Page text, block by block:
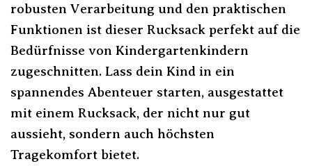
robusten Verarbeitung und den praktischen
Funktionen ist dieser Rucksack perfekt auf die
Bedürfnisse von Kindergartenkindern
zugeschnitten. Lass dein Kind in ein
spannendes Abenteuer starten, ausgestattet
mit einem Rucksack, der nicht nur gut
aussieht, sondern auch höchsten
Tragekomfort bietet.